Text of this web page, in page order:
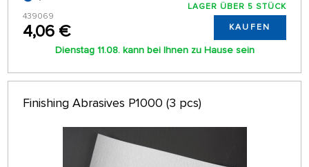
439069
4,06 €
LAGER ÜBER 5 STÜCK
KAUFEN
Dienstag 11.08. kann bei Ihnen zu Hause sein
Finishing Abrasives P1000 (3 pcs)